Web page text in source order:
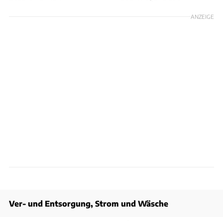
ANZEIGE
Ver- und Entsorgung, Strom und Wäsche